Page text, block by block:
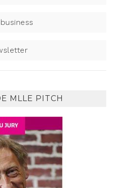
MLLE PITCH